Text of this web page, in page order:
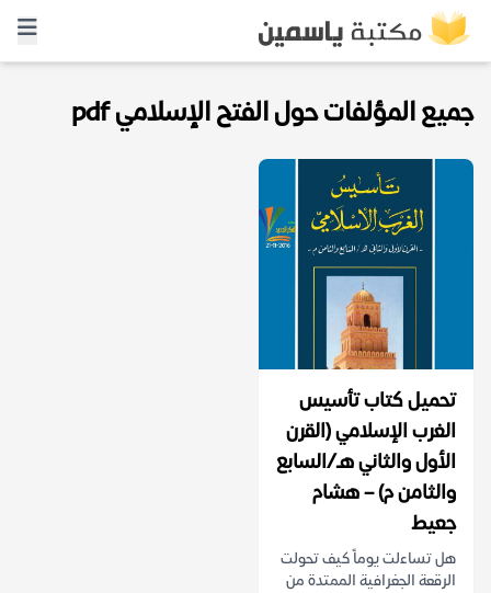
جميع المؤلفات حول الفتح الإسلامي pdf
تحميل كتاب تأسيس
الغرب الإسلامي (القرن
الأول والثاني هـ/السابع
والثامن م) – هشام
جعيط
هل تساءلت يوماً كيف تحولت
الرقعة الجغرافية الممتدة من